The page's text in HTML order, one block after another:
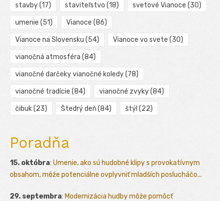
stavby(17) staviteľstvo (18) svetové Vianoce (30)
umenie (51) Vianoce (86)
Vianoce na Slovensku (54) Vianoce vo svete (30)
vianočná atmosféra (84)
vianočné darčeky vianočné koledy(78)
vianočné tradície (84) vianočné zvyky(84)
čibuk(23) Štedrý deň(84) štýl (22)
Poradňa
15. októbra: Umenie, ako sú hudobné klipy s provokatívnym
obsahom, môže potenciálne ovplyvniť mladších poslucháčo...
29. septembra: Modernizácia hudby môže pomôcť